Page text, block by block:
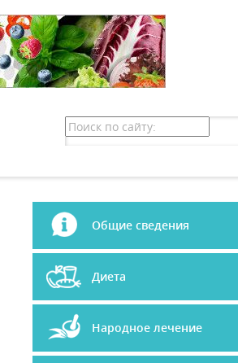
Общие сведения
Диета
Народное лечение